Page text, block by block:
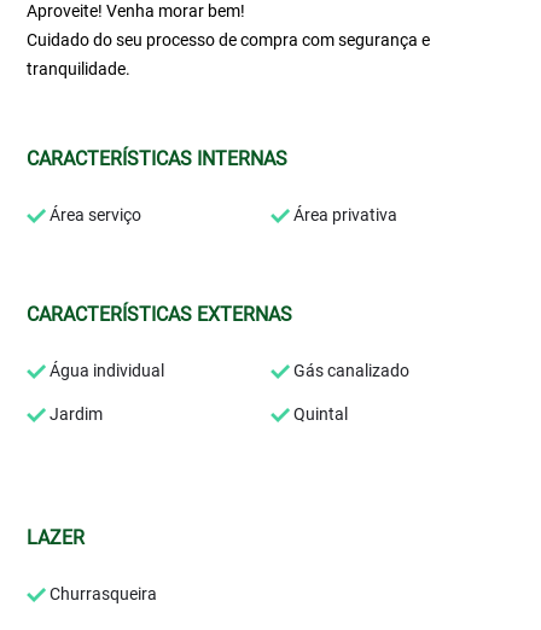
Aproveite! Venha morar bem!
Cuidado do seu processo de compra com segurança e
tranquilidade.
CARACTERÍSTICAS INTERNAS
Área serviço Área privativa
CARACTERÍSTICAS EXTERNAS
Água individual Gás canalizado
Jardim Quintal
LAZER
Churrasqueira